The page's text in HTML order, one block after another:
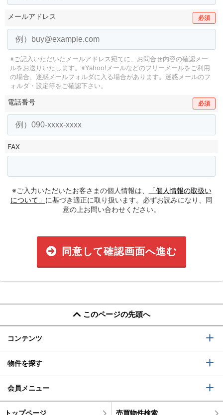
メールアドレス 必須
※ご記入いただいたメールアドレス宛てに、お問合せ内容の確認メー
ルをお送りいたします。 ※Yahoo!メールなどのフリーメールをご利用
の場合、迷惑メールフォルダに入る場合があります。 迷惑メールのフ
ォルダ・設定等をご確認下さい。
電話番号 必須
FAX
※ご入力いただいたお客さまの個人情報は、
「個人情報の取扱い
について」 に基づき適正に取り扱います。必ずお読みになり、同
意の上お問い合わせください。
同意して確認画面へ進む
このページの先頭へ
コンテンツ
物件を探す
会員メニュー
トップページ 売買物件検索